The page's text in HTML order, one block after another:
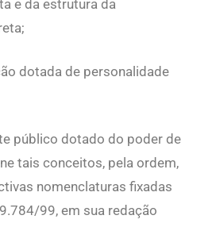
e da estrutura da
dotada de personalidade
público dotado do poder de
tais conceitos, pela ordem,
nomenclaturas fixadas
99, em sua redação